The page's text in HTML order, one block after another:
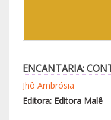
ENCANTARIA:
Jhô Ambrósia
Editora: Editora Malê